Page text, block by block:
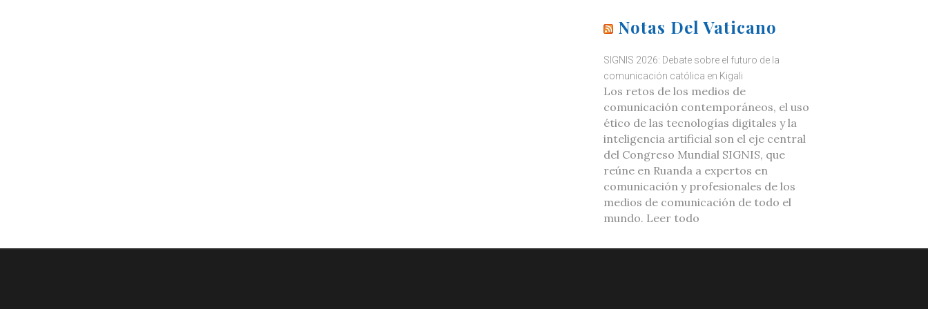
Notas Del Vaticano
SIGNIS 2026: Debate sobre el futuro de la
comunicación católica en Kigali
Los retos de los medios de
comunicación contemporáneos, el uso
ético de las tecnologías digitales y la
inteligencia artificial son el eje central
del Congreso Mundial SIGNIS, que
reúne en Ruanda a expertos en
comunicación y profesionales de los
medios de comunicación de todo el
mundo. Leer todo